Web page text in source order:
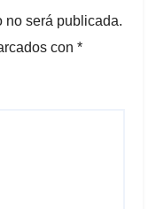
no será publicada.
con *